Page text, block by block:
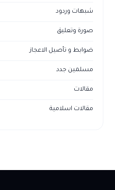
شبهات وردود
صورة وتعليق
ضوابط و تأصيل الاعجاز
مسلمين جدد
مقالات
مقالات اسلامية